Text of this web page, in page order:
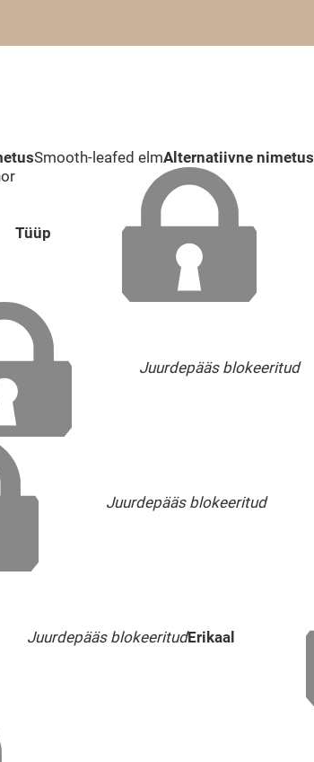
Smooth-leafed elmAlternatiivne nimetus
Tüüp
Juurdepääs blokeeritud
Juurdepääs blokeeritud
Juurdepääs blokeeritudErikaal